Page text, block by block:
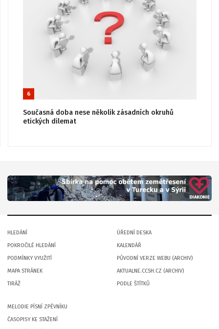
6
Současná doba nese několik zásadních okruhů
etických dilemat
HLEDÁNÍ
POKROČILÉ HLEDÁNÍ
PODMÍNKY VYUŽITÍ
MAPA STRÁNEK
TIRÁŽ
ÚŘEDNÍ DESKA
KALENDÁŘ
PŮVODNÍ VERZE WEBU (ARCHIV)
AKTUALNE.CCSH.CZ (ARCHIV)
PODLE ŠTÍTKŮ
MELODIE PÍSNÍ ZPĚVNÍKU
ČASOPISY KE STAŽENÍ